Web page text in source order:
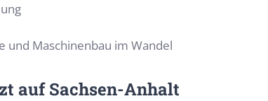
und Maschinenbau im Wandel
auf Sachsen-Anhalt